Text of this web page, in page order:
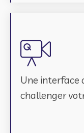
Une interface
challenger